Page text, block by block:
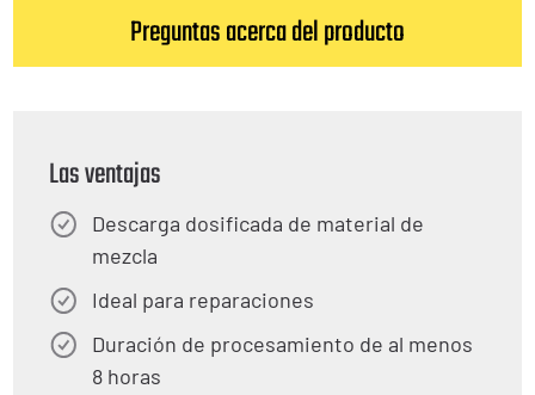
Preguntas acerca del producto
Las ventajas
Descarga dosificada de material de
mezcla
Ideal para reparaciones
Duración de procesamiento de al menos
8 horas